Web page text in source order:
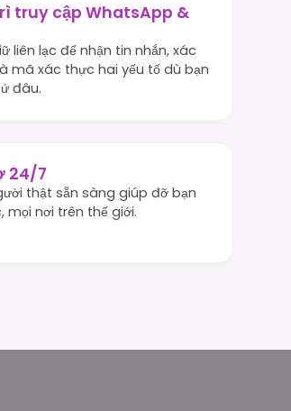
truy cập WhatsApp &
liên lạc để nhận tin nhắn, xác
mã xác thực hai yếu tố dù bạn
đâu.
24/7
thật sẵn sàng giúp đỡ bạn
mọi nơi trên thế giới.